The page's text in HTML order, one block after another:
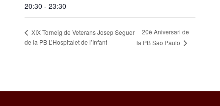
20:30 - 23:30
XIX Torneig de Veterans Josep Seguer
de la PB L’Hospitalet de l’Infant
20è Aniversari de
la PB Sao Paulo